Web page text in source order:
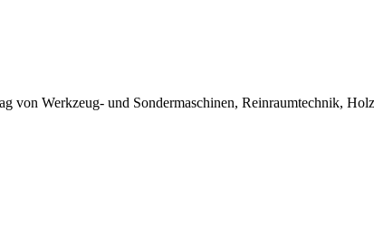
von Werkzeug- und Sondermaschinen, Reinraumtechnik,